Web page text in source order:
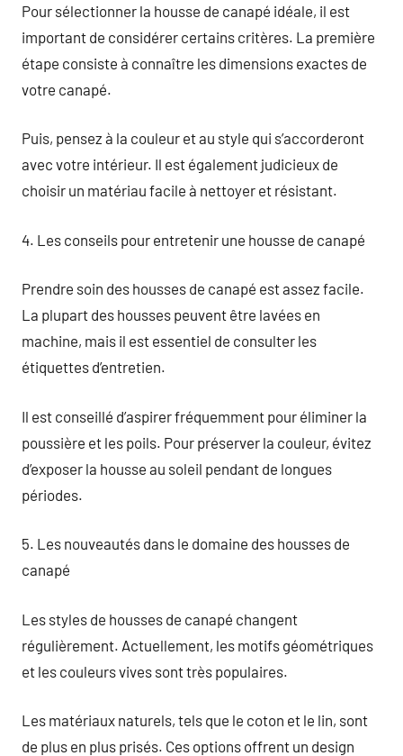
Pour sélectionner la housse de canapé idéale, il est
important de considérer certains critères. La première
étape consiste à connaître les dimensions exactes de
votre canapé.
Puis, pensez à la couleur et au style qui s’accorderont
avec votre intérieur. Il est également judicieux de
choisir un matériau facile à nettoyer et résistant.
4. Les conseils pour entretenir une housse de canapé
Prendre soin des housses de canapé est assez facile.
La plupart des housses peuvent être lavées en
machine, mais il est essentiel de consulter les
étiquettes d’entretien.
Il est conseillé d’aspirer fréquemment pour éliminer la
poussière et les poils. Pour préserver la couleur, évitez
d’exposer la housse au soleil pendant de longues
périodes.
5. Les nouveautés dans le domaine des housses de
canapé
Les styles de housses de canapé changent
régulièrement. Actuellement, les motifs géométriques
et les couleurs vives sont très populaires.
Les matériaux naturels, tels que le coton et le lin, sont
de plus en plus prisés. Ces options offrent un design